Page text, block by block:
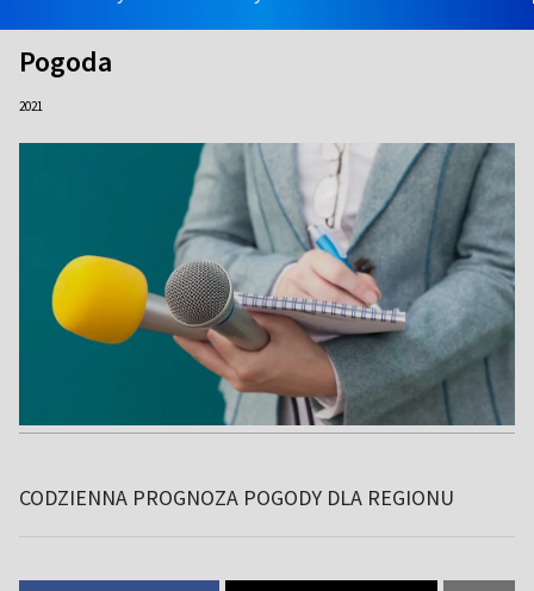
Pogoda
2021
CODZIENNA PROGNOZA POGODY DLA REGIONU